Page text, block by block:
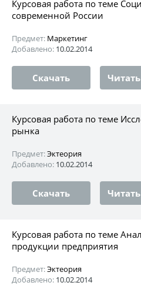
Курсовая работа по теме
современной России
Предмет: Маркетинг
Добавлено: 10.02.2014
Скачать
Курсовая работа по теме
рынка
Предмет:Эктеория
Добавлено: 10.02.2014
Скачать
Курсовая работа по теме
продукции предприятия
Предмет:Эктеория
Добавлено: 10.02.2014